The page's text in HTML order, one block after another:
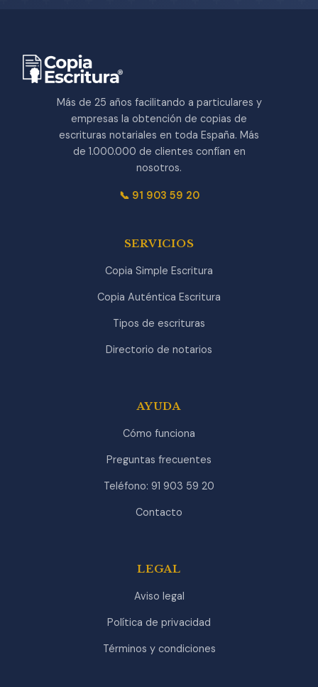
Más de 25 años facilitando a particulares y
empresas la obtención de copias de
escrituras notariales en toda España. Más
de 1.000.000 de clientes confían en
nosotros.
📞 91 903 59 20
SERVICIOS
Copia Simple Escritura
Copia Auténtica Escritura
Tipos de escrituras
Directorio de notarios
AYUDA
Cómo funciona
Preguntas frecuentes
Teléfono: 91 903 59 20
Contacto
LEGAL
Aviso legal
Política de privacidad
Términos y condiciones